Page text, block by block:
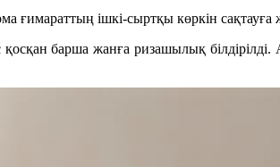
ғимараттың ішкі‑сыртқы көркін
барша жанға ризашылық